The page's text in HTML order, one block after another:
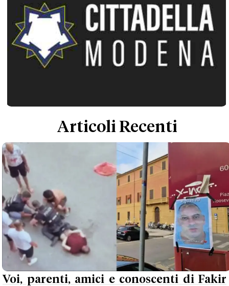
Articoli Recenti
Voi, parenti, amici e conoscenti di Fakir